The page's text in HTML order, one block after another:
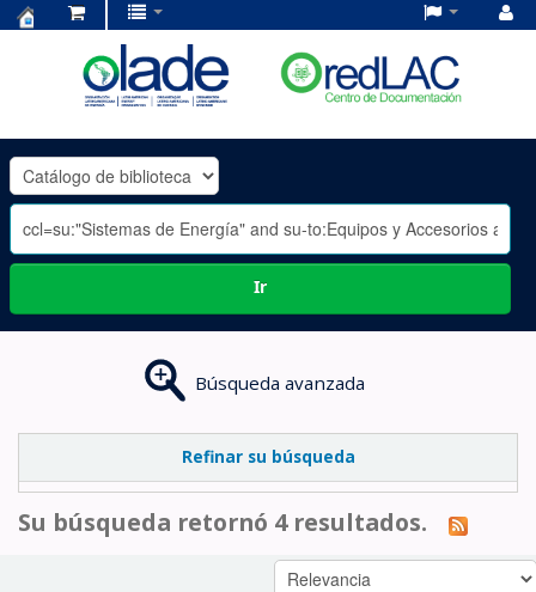
OLADE
-
Ir
Búsqueda avanzada
Refinar su búsqueda
Su búsqueda retornó 4 resultados.